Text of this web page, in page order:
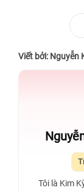
Viết bởi: Nguyễn
Tôi là Kim